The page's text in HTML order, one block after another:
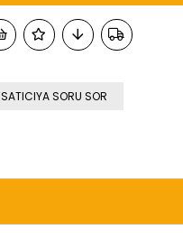
SATICIYA SORU SOR